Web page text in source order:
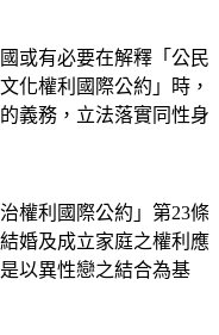
或有必要在解釋「公民
化權利國際公約」時，
義務，立法落實同性身
權利國際公約」第23條
婚及成立家庭之權利應
以異性戀之結合為基